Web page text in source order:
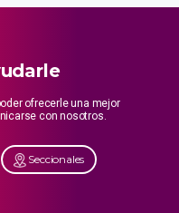
ofrecerle una mejor
con nosotros.
Seccionales